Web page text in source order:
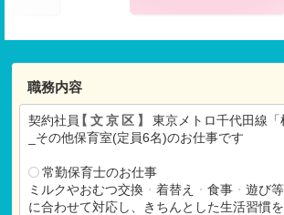
職務内容
契約社員【文京区】 東京メトロ千代田線
_その他保育室(定員6名)のお仕事です
常勤保育士のお仕事
ミルクやおむつ交換・ 着替え ・ 食事・ 遊び
に合わせて対応し、きちんとした生活習慣